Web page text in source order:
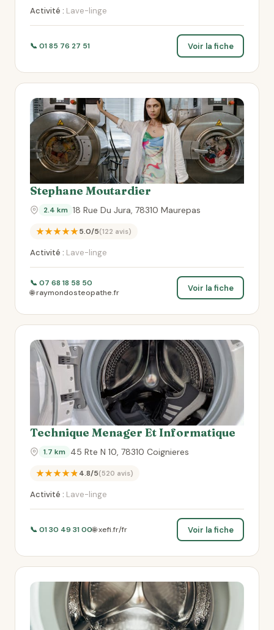
Activité : Lave-linge
📞 01 85 76 27 51 Voir la fiche
Stephane Moutardier
2.4 km 18 Rue Du Jura, 78310 Maurepas
★★★★★5.0/5(122 avis)
Activité : Lave-linge
📞 07 68 18 58 50
🌐 raymondosteopathe.fr
Voir la fiche
Technique Menager Et Informatique
1.7 km 45 Rte N 10, 78310 Coignieres
★★★★★4.8/5(520 avis)
Activité : Lave-linge
📞 01 30 49 31 00🌐 xefi.fr/fr Voir la fiche